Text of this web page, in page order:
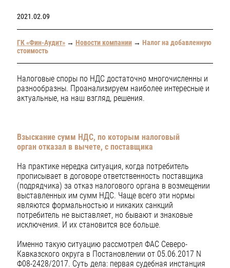
2021.02.09
ГК «Фин-Аудит» → Новости компании → Налог на добавленную
стоимость
Налоговые споры по НДС достаточно многочисленны и
разнообразны. Проанализируем наиболее интересные и
актуальные, на наш взгляд, решения.
Взыскание сумм НДС, по которым налоговый
орган отказал в вычете, с поставщика
На практике нередка ситуация, когда потребитель
прописывает в договоре ответственность поставщика
(подрядчика) за отказ налогового органа в возмещении
выставленных им сумм НДС. Чаще всего эти нормы
являются формальностью и никаких санкций
потребитель не выставляет, но бывают и знаковые
исключения. И их становится все больше.
Именно такую ситуацию рассмотрел ФАС Северо-
Кавказского округа в Постановлении от 05.06.2017 N
Ф08-2428/2017. Суть дела: первая судебная инстанция